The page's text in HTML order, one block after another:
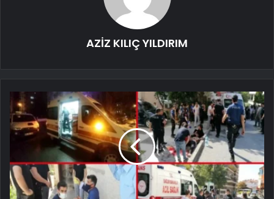
AZİZ KILIÇ YILDIRIM